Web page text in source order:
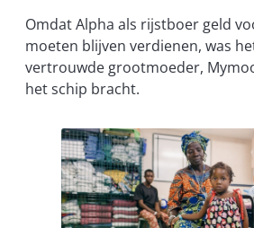
Omdat Alpha als rijstboer geld
moeten blijven verdienen, was
vertrouwde grootmoeder,
het schip bracht.